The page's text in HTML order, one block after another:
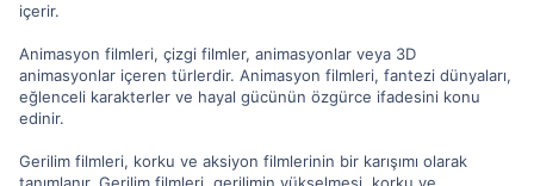
içerir.
Animasyon filmleri, çizgi filmler, animasyonlar veya 3D
animasyonlar içeren türlerdir. Animasyon filmleri, fantezi dünyaları,
eğlenceli karakterler ve hayal gücünün özgürce ifadesini konu
edinir.
Gerilim filmleri, korku ve aksiyon filmlerinin bir karışımı olarak